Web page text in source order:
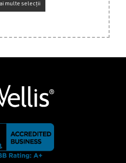
multe selecții